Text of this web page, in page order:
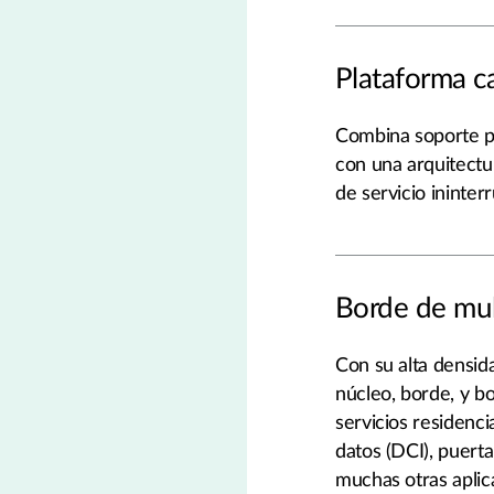
Plataforma
Combina soporte
con una
de servicio
Borde de
Con su alta
núcleo, borde, y
servicios
datos (DCI),
muchas otras